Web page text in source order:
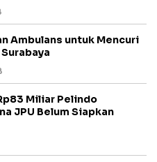
Ambulans untuk Mencuri
Miliar Pelindo
JPU Belum Siapkan